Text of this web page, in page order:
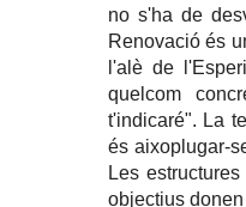
no s'ha de
Renovació és
l'alè de
quelcom
t'indicaré". La
és aixoplugar-
Les
objectius